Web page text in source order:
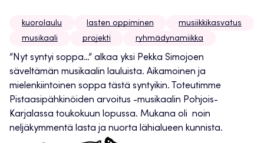
kuorolaulu lasten oppiminen
musiikkikasvatus
musikaali
projekti ryhmädynamiikka
”Nyt syntyi soppa…” alkaa yksi Pekka Simojoen
säveltämän musikaalin lauluista. Aikamoinen ja
mielenkiintoinen soppa tästä syntyikin. Toteutimme
Pistaasipähkinöiden arvoitus -musikaalin Pohjois-
Karjalassa toukokuun lopussa. Mukana oli noin
neljäkymmentä lasta ja nuorta lähialueen kunnista.